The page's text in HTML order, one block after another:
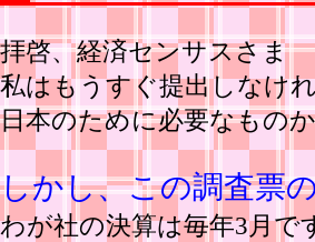
拝啓、経済センサスさま
私はもうすぐ提出しなけ
日本のために必要なもの
しかし、この調査票
わが社の決算は毎年3月で